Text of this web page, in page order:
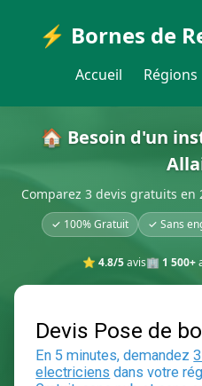
⚡ Bornes de
Accueil Régions
🏠 Besoin d'un
Comparez 3 devis gratuits
✓ 100% Gratuit ✓ Sans
⭐ 4.8/5avis🏢 1 500+